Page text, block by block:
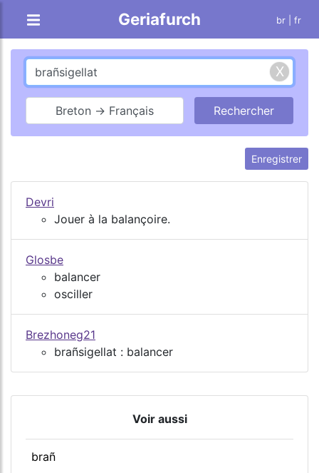
Geriafurch br | fr
Breton → Français
Enregistrer
Devri
Jouer à la balançoire.
Glosbe
balancer
osciller
Brezhoneg21
brañsigellat : balancer
Voir aussi
brañ